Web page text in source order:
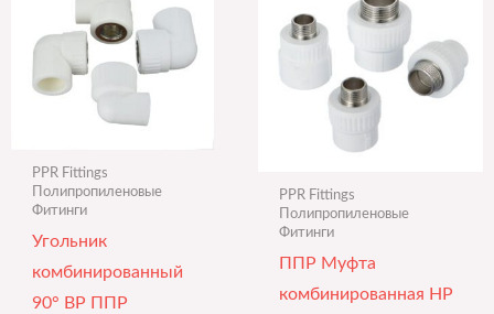
PPR Fittings
Полипропиленовые
Фитинги
Угольник
комбинированный
90° ВР ППР
PPR Fittings
Полипропиленовые
Фитинги
ППР Муфта
комбинированная НР